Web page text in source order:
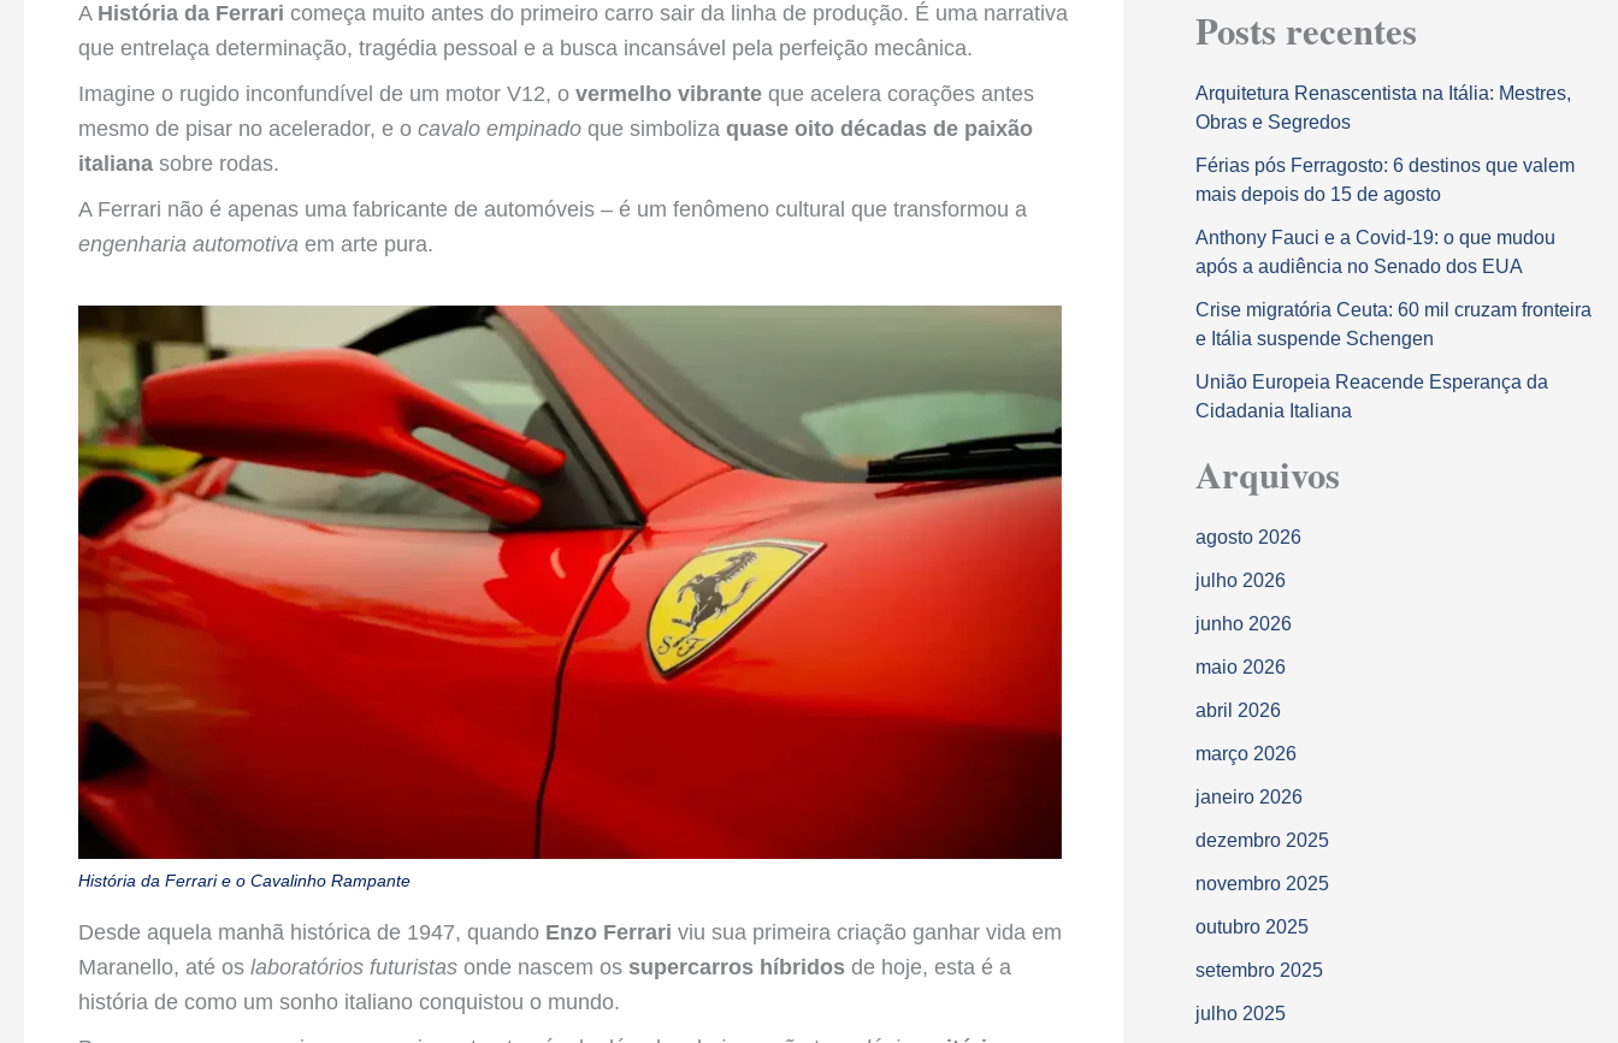
A História da Ferrari começa muito antes do primeiro carro sair da linha de produção. É uma narrativa
que entrelaça determinação, tragédia pessoal e a busca incansável pela perfeição mecânica.
Imagine o rugido inconfundível de um motor V12, o vermelho vibrante que acelera corações antes
mesmo de pisar no acelerador, e o cavalo empinado que simboliza quase oito décadas de paixão
italiana sobre rodas.
A Ferrari não é apenas uma fabricante de automóveis – é um fenômeno cultural que transformou a
engenharia automotiva em arte pura.
História da Ferrari e o Cavalinho Rampante
Desde aquela manhã histórica de 1947, quando Enzo Ferrari viu sua primeira criação ganhar vida em
Maranello, até os laboratórios futuristas onde nascem os supercarros híbridos de hoje, esta é a
história de como um sonho italiano conquistou o mundo.
Posts recentes
Arquitetura Renascentista na Itália: Mestres,
Obras e Segredos
Férias pós Ferragosto: 6 destinos que valem
mais depois do 15 de agosto
Anthony Fauci e a Covid-19: o que mudou
após a audiência no Senado dos EUA
Crise migratória Ceuta: 60 mil cruzam fronteira
e Itália suspende Schengen
União Europeia Reacende Esperança da
Cidadania Italiana
Arquivos
agosto 2026
julho 2026
junho 2026
maio 2026
abril 2026
março 2026
janeiro 2026
dezembro 2025
novembro 2025
outubro 2025
setembro 2025
julho 2025